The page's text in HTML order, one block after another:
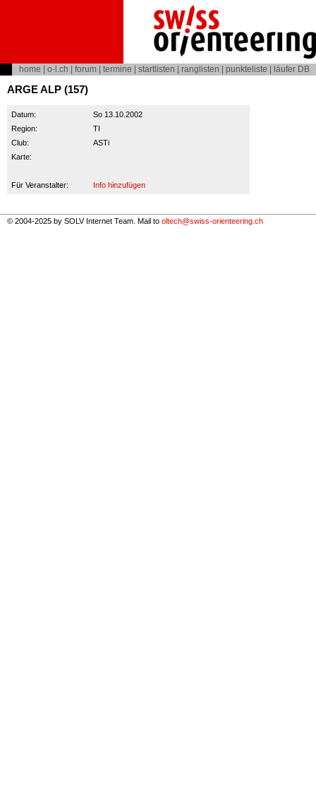
home o-l.ch forum termine startlisten ranglisten punkteliste läufer DB
ARGE ALP (157)
Datum:
So 13.10.2002
Region:
TI
Club:
ASTi
Karte:
Für Veranstalter: Info hinzufügen
© 2004-2025 by SOLV Internet Team. Mail to oltech@swiss-orienteering.ch